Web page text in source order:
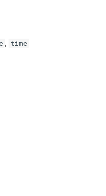
, time